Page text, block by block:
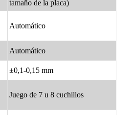
tamaño de la placa)
Automático
Automático
±0,1-0,15 mm
Juego de 7 u 8 cuchillos